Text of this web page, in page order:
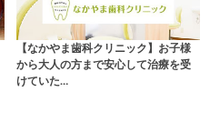
【なかやま歯科クリニック】お子様
から大人の方まで安心して治療を受
けていた…